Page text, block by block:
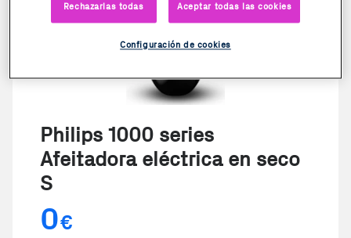
Philips 1000 series
Afeitadora eléctrica en seco
S
0€
Rechazarlas todas Aceptar todas las cookies
Configuración de cookies